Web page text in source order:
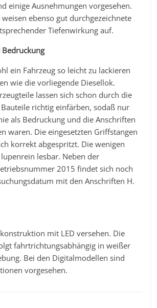
einige Ausnehmungen vorgesehen.
ebenso gut durchgezeichnete
Tiefenwirkung auf.
Bedruckung
ein Fahrzeug so leicht zu lackieren
wie die vorliegende Diesellok.
lassen sich schon durch die
richtig einfärben, sodaß nur
als Bedruckung und die Anschriften
waren. Die eingesetzten Griffstangen
korrekt abgespritzt. Die wenigen
lesbar. Neben der
2015 findet sich noch
mit den Anschriften H.
mit LED versehen. Die
fahrtrichtungsabhängig in weißer
Bei den Digitalmodellen sind
vorgesehen.